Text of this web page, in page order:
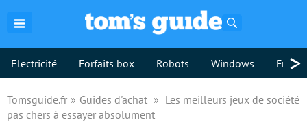
Electricité Forfaits box Robots Windows >
Tomsguide.fr Guides d'achat
Les meilleurs jeux de société
pas chers à essayer absolument